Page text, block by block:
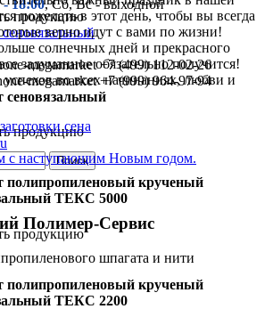
- 18:00, Сб, Вс - выходной
+7 (499) 112-02-26
+7 (999) 964-97-94
Поиск
продукцию
продукцию
полипропиленовый крученый
ТЕКС 5000
продукцию
полипропиленовый крученый
ТЕКС 2200
пожелать в этот день, чтобы вы всегда
верно идут с вами по жизни!
солнечных дней и прекрасного
задуманное обязательно получится!
успехов во всех начинаниях, любви и
сена
с наступающим Новым годом.
Полимер-Сервис
шпагата и нити